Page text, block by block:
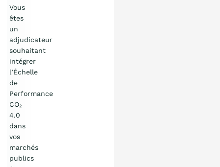
Vous
êtes
un
adjudicateur
souhaitant
intégrer
l’Échelle
de
Performance
CO₂
4.0
dans
vos
marchés
publics